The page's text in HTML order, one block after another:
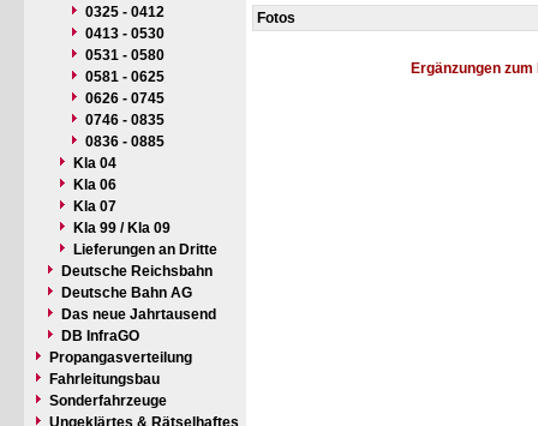
0325 - 0412
0413 - 0530
0531 - 0580
0581 - 0625
0626 - 0745
0746 - 0835
0836 - 0885
Kla 04
Kla 06
Kla 07
Kla 99 / Kla 09
Lieferungen an Dritte
Deutsche Reichsbahn
Deutsche Bahn AG
Das neue Jahrtausend
DB InfraGO
Propangasverteilung
Fahrleitungsbau
Sonderfahrzeuge
Ungeklärtes & Rätselhaftes
Fotos
Ergänzungen